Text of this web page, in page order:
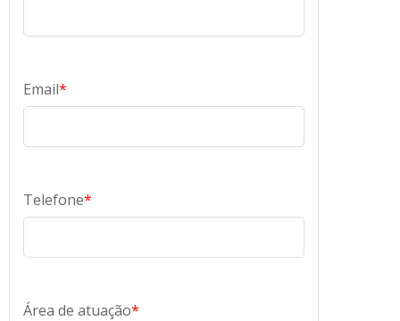
Email*
Telefone*
Área de atuação*